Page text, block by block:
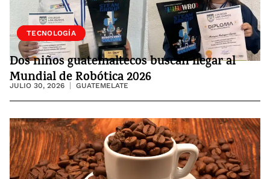
SOCIEDAD
TECNOLOGÍA
Dos niños guatemaltecos buscan llegar al
Mundial de Robótica 2026
JULIO 30, 2026 GUATEMELATE